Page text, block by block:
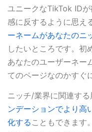
ユニークなTikTok ID
感に反するように思え
ーネームがあなたのニ
したいところです。初
あなたのユーザーネー
てのページなのかすぐ
ニッチ/業界に関連する
ンデーションでより高
化する こともできます